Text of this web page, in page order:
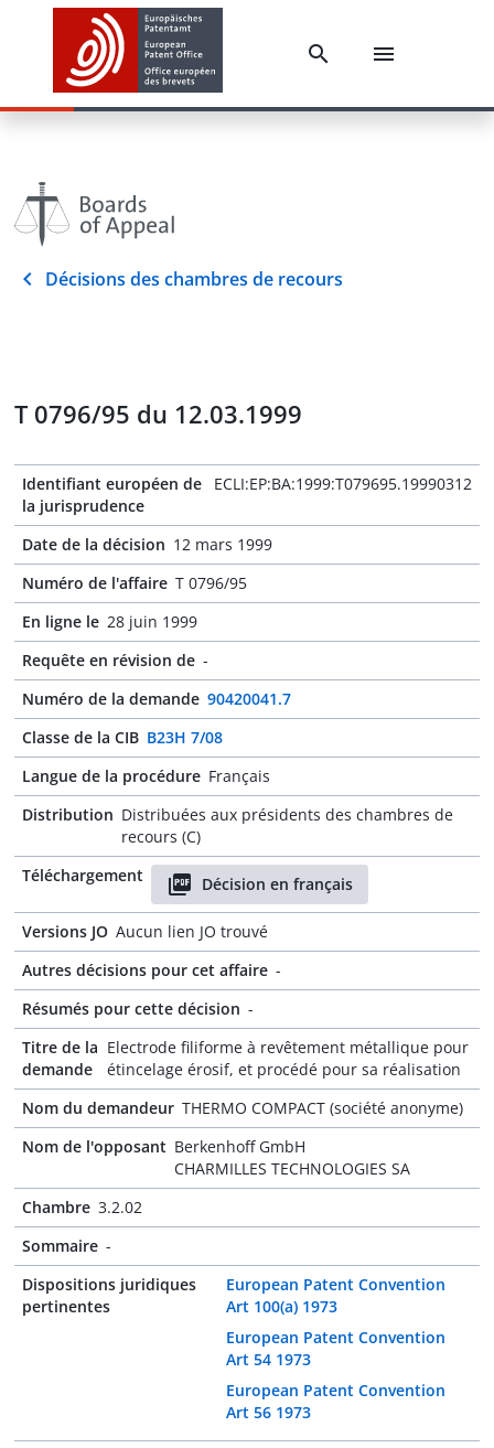
Décisions des chambres de recours
T 0796/95 du 12.03.1999
Identifiant européen de
la jurisprudence
ECLI:EP:BA:1999:T079695.19990312
Date de la décision 12 mars 1999
Numéro de l'affaire T 0796/95
En ligne le 28 juin 1999
Requête en révision de -
Numéro de la demande 90420041.7
Classe de la CIB B23H 7/08
Langue de la procédure Français
Distribution Distribuées aux présidents des chambres de
recours (C)
Téléchargement
Décision en français
Versions JO Aucun lien JO trouvé
Autres décisions pour cet affaire -
Résumés pour cette décision -
Titre de la
demande
Electrode filiforme à revêtement métallique pour
étincelage érosif, et procédé pour sa réalisation
Nom du demandeur THERMO COMPACT (société anonyme)
Nom de l'opposant Berkenhoff GmbH
CHARMILLES TECHNOLOGIES SA
Chambre 3.2.02
Sommaire -
Dispositions juridiques
pertinentes
European Patent Convention
Art 100(a) 1973
European Patent Convention
Art 54 1973
European Patent Convention
Art 56 1973